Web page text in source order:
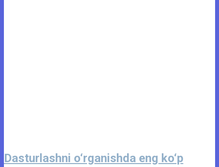
Dasturlashni o‘rganishda eng ko‘p